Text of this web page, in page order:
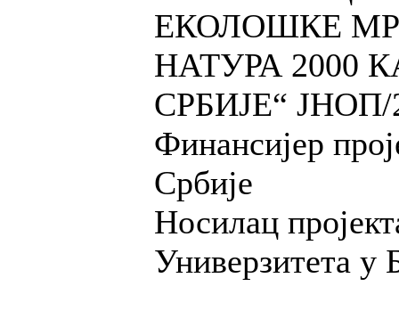
ЕКОЛОШКЕ
НАТУРА 2000
СРБИЈЕ“ ЈНОП/
Финансијер
Србије
Носилац
Универзитета у